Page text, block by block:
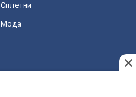
Сплетни
Мода